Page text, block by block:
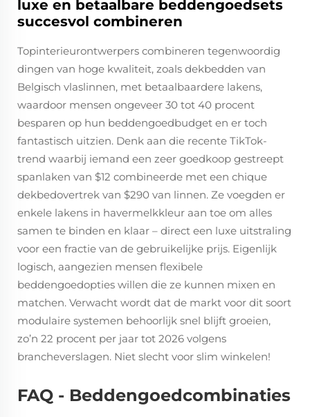
luxe en betaalbare beddengoedsets
succesvol combineren
Topinterieurontwerpers combineren tegenwoordig
dingen van hoge kwaliteit, zoals dekbedden van
Belgisch vlaslinnen, met betaalbaardere lakens,
waardoor mensen ongeveer 30 tot 40 procent
besparen op hun beddengoedbudget en er toch
fantastisch uitzien. Denk aan die recente TikTok-
trend waarbij iemand een zeer goedkoop gestreept
spanlaken van $12 combineerde met een chique
dekbedovertrek van $290 van linnen. Ze voegden er
enkele lakens in havermelkkleur aan toe om alles
samen te binden en klaar – direct een luxe uitstraling
voor een fractie van de gebruikelijke prijs. Eigenlijk
logisch, aangezien mensen flexibele
beddengoedopties willen die ze kunnen mixen en
matchen. Verwacht wordt dat de markt voor dit soort
modulaire systemen behoorlijk snel blijft groeien,
zo’n 22 procent per jaar tot 2026 volgens
brancheverslagen. Niet slecht voor slim winkelen!
FAQ - Beddengoedcombinaties